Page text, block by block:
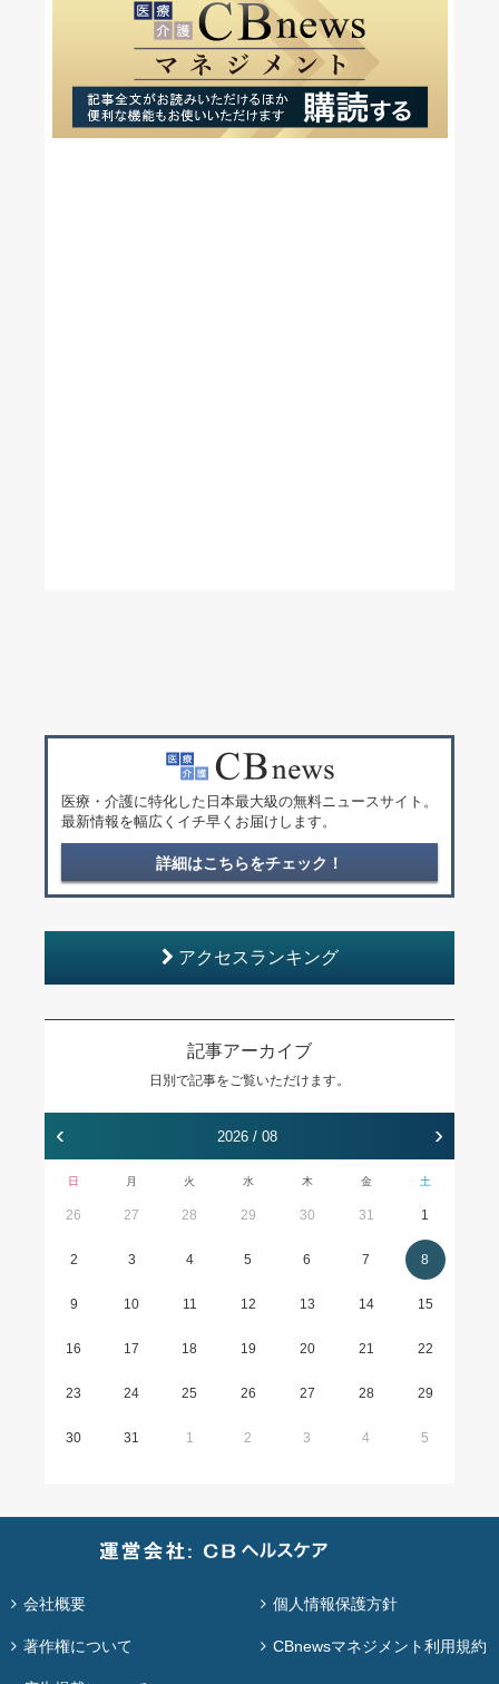
医療・介護に特化した日本最大級の無料ニュースサイト。
最新情報を幅広くイチ早くお届けします。
詳細はこちらをチェック！
アクセスランキング
記事アーカイブ
日別で記事をご覧いただけます。
‹ 2026 / 08 ›
日 月 火 水 木 金 土
26 27 28 29 30 31 1
2 3 4 5 6 7 8
9 10 11 12 13 14 15
16 17 18 19 20 21 22
23 24 25 26 27 28 29
30 31 1 2 3 4 5
会社概要 個人情報保護方針
著作権について CBnewsマネジメント利用規約